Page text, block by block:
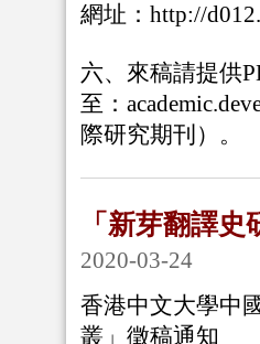
網址：http://
六、來稿請提供
至：
際研究期刊）。
「新芽翻譯
2020-03-24
香港中文大學中
叢」徵稿通知